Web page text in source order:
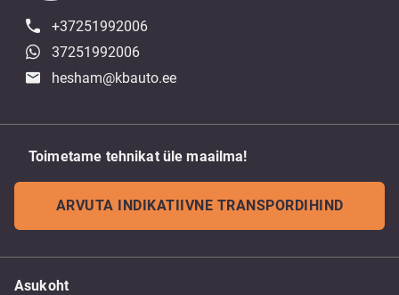
+37251992006
37251992006
hesham@kbauto.ee
Toimetame tehnikat üle maailma!
ARVUTA INDIKATIIVNE TRANSPORDIHIND
Asukoht